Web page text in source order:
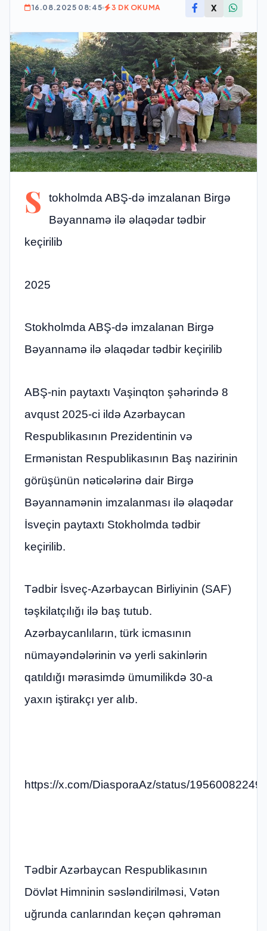
16.08.2025 08:45 3 DK OKUMA X
S
tokholmda ABŞ-də imzalanan Birgə
Bəyannamə ilə əlaqədar tədbir
keçirilib
2025
Stokholmda ABŞ-də imzalanan Birgə
Bəyannamə ilə əlaqədar tədbir keçirilib
ABŞ-nin paytaxtı Vaşinqton şəhərində 8
avqust 2025-ci ildə Azərbaycan
Respublikasının Prezidentinin və
Ermənistan Respublikasının Baş nazirinin
görüşünün nəticələrinə dair Birgə
Bəyannamənin imzalanması ilə əlaqədar
İsveçin paytaxtı Stokholmda tədbir
keçirilib.
Tədbir İsveç-Azərbaycan Birliyinin (SAF)
təşkilatçılığı ilə baş tutub.
Azərbaycanlıların, türk icmasının
nümayəndələrinin və yerli sakinlərin
qatıldığı mərasimdə ümumilikdə 30-a
yaxın iştirakçı yer alıb.
https://x.com/DiasporaAz/status/
Tədbir Azərbaycan Respublikasının
Dövlət Himninin səsləndirilməsi, Vətən
uğrunda canlarından keçən qəhrəman